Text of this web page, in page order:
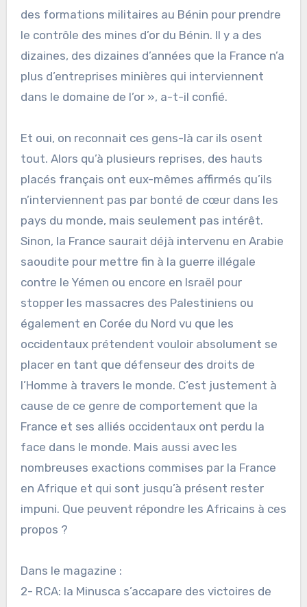
des formations militaires au Bénin pour prendre
le contrôle des mines d’or du Bénin. Il y a des
dizaines, des dizaines d’années que la France n’a
plus d’entreprises minières qui interviennent
dans le domaine de l’or », a-t-il confié.
Et oui, on reconnait ces gens-là car ils osent
tout. Alors qu’à plusieurs reprises, des hauts
placés français ont eux-mêmes affirmés qu’ils
n’interviennent pas par bonté de cœur dans les
pays du monde, mais seulement pas intérêt.
Sinon, la France saurait déjà intervenu en Arabie
saoudite pour mettre fin à la guerre illégale
contre le Yémen ou encore en Israël pour
stopper les massacres des Palestiniens ou
également en Corée du Nord vu que les
occidentaux prétendent vouloir absolument se
placer en tant que défenseur des droits de
l’Homme à travers le monde. C’est justement à
cause de ce genre de comportement que la
France et ses alliés occidentaux ont perdu la
face dans le monde. Mais aussi avec les
nombreuses exactions commises par la France
en Afrique et qui sont jusqu’à présent rester
impuni. Que peuvent répondre les Africains à ces
propos ?
Dans le magazine :
2- RCA: la Minusca s’accapare des victoires de